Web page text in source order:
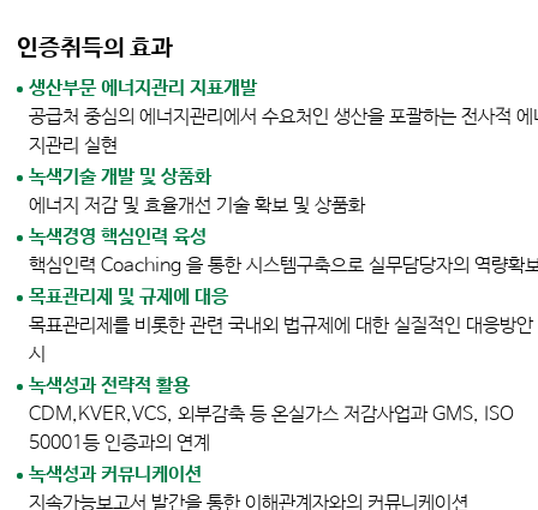
인증취득의 효과
생산부문 에너지관리 지표개발
공급처 중심의 에너지관리에서 수요처인 생산을 포괄하는 전사적 에
지관리 실현
녹색기술 개발 및 상품화
에너지 저감 및 효율개선 기술 확보 및 상품화
녹색경영 핵심인력 육성
핵심인력 Coaching 을 통한 시스템구축으로 실무담당자의 역량확
목표관리제 및 규제에 대응
목표관리제를 비롯한 관련 국내외 법규제에 대한 실질적인 대응방안
시
녹색성과 전략적 활용
CDM,KVER,VCS, 외부감축 등 온실가스 저감사업과 GMS, ISO
50001등 인증과의 연계
녹색성과 커뮤니케이션
지속가능보고서 발간을 통한 이해관계자와의 커뮤니케이션